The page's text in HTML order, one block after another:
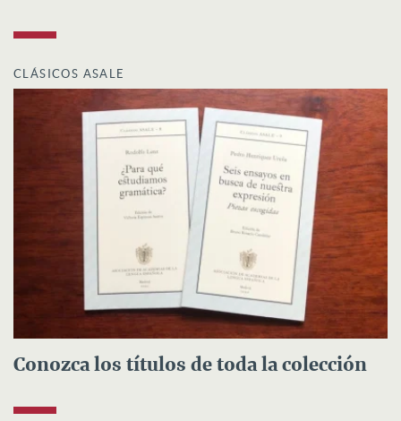
CLÁSICOS ASALE
Conozca los títulos de toda la colección